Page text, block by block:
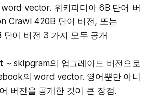
vector. 위키피디아 6B 단어 버
Crawl 420B 단어 버전, 또는
어 버전 3 가지 모두 공개
~ skipgram의 업그레이드 버전으로
의 word vector. 영어뿐만 아니
버전을 공개한 것이 큰 장점.